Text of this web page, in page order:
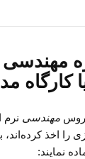
مهندسی
کارگاه
دروسمهندسی نرم
را اخذ کرده‌اند،
نمایند: